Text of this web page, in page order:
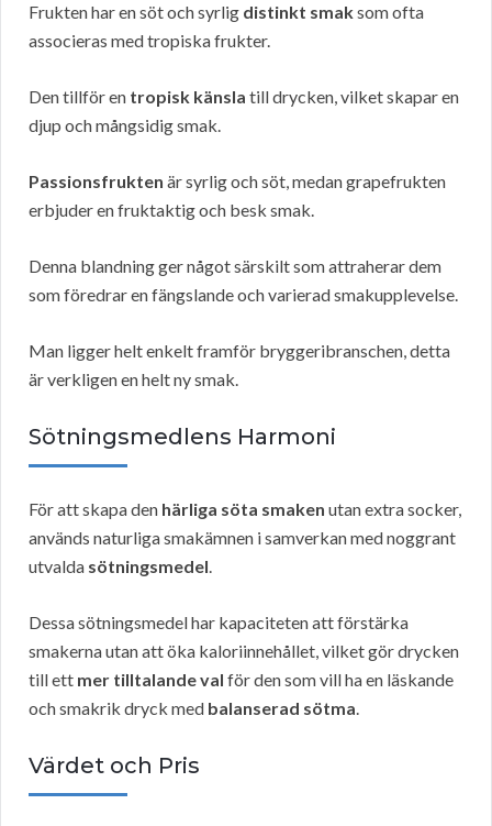
Frukten har en söt och syrlig distinkt smaksom ofta
associeras med tropiska frukter.
Den tillför en tropisk känsla till drycken, vilket skapar en
djup och mångsidig smak.
Passionsfrukten är syrlig och söt, medan grapefrukten
erbjuder en fruktaktig och besk smak.
Denna blandning ger något särskilt som attraherar dem
som föredrar en fängslande och varierad smakupplevelse.
Man ligger helt enkelt framför bryggeribranschen, detta
är verkligen en helt ny smak.
Sötningsmedlens Harmoni
För att skapa den härliga söta smaken utan extra socker,
används naturliga smakämnen i samverkan med noggrant
utvalda sötningsmedel.
Dessa sötningsmedel har kapaciteten att förstärka
smakerna utan att öka kaloriinnehållet, vilket gör drycken
till ett mer tilltalande val för den som vill ha en läskande
och smakrik dryck med balanserad sötma.
Värdet och Pris